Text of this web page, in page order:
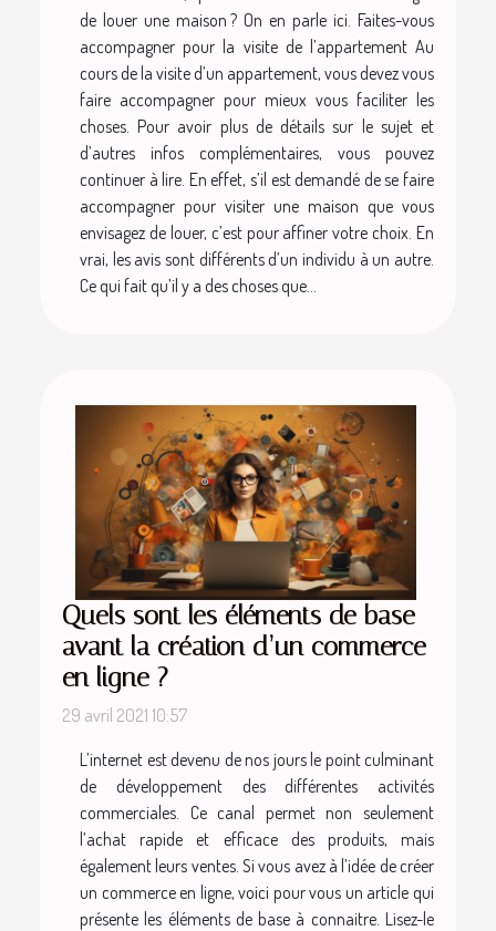
de louer une maison ? On en parle ici. Faites-vous
accompagner pour la visite de l’appartement Au
cours de la visite d’un appartement, vous devez vous
faire accompagner pour mieux vous faciliter les
choses. Pour avoir plus de détails sur le sujet et
d’autres infos complémentaires, vous pouvez
continuer à lire. En effet, s’il est demandé de se faire
accompagner pour visiter une maison que vous
envisagez de louer, c’est pour affiner votre choix. En
vrai, les avis sont différents d’un individu à un autre.
Ce qui fait qu’il y a des choses que...
Quels sont les éléments de base
avant la création d’un commerce
en ligne ?
29 avril 2021 10:57
L’internet est devenu de nos jours le point culminant
de développement des différentes activités
commerciales. Ce canal permet non seulement
l’achat rapide et efficace des produits, mais
également leurs ventes. Si vous avez à l’idée de créer
un commerce en ligne, voici pour vous un article qui
présente les éléments de base à connaitre. Lisez-le